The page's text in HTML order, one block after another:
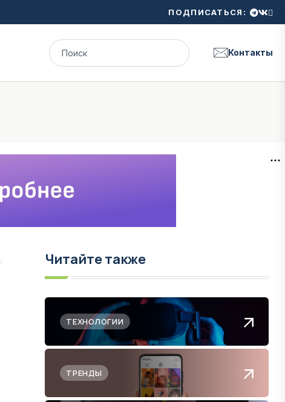
ПОДПИСАТЬСЯ:
Контакты
Читайте также
ТЕХНОЛОГИИ
ТРЕНДЫ